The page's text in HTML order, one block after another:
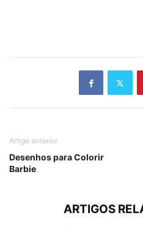
Artigo anterior
Desenhos para Colorir
Barbie
ARTIGOS